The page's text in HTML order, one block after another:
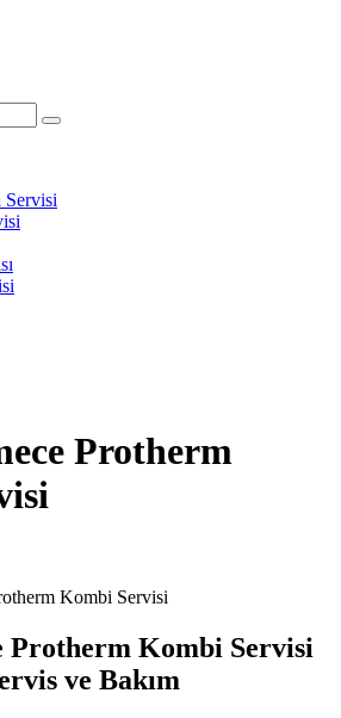
Servisi
Protherm
Kombi Servisi
Protherm Kombi Servisi
ve Bakım